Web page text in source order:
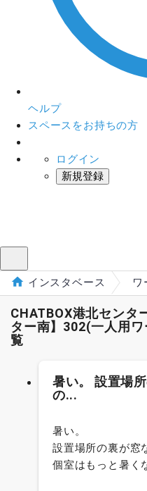
ヘルプ
スペースをお持ちの方
ログイン
新規登録
インスタベース ワ
CHATBOX港北センタ
ター南】302(一人用
覧
暑い。 設置場
の...
暑い。
設置場所の裏が窓
個室はもっと暑く